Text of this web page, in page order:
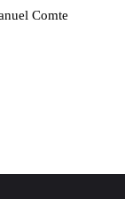
Comte